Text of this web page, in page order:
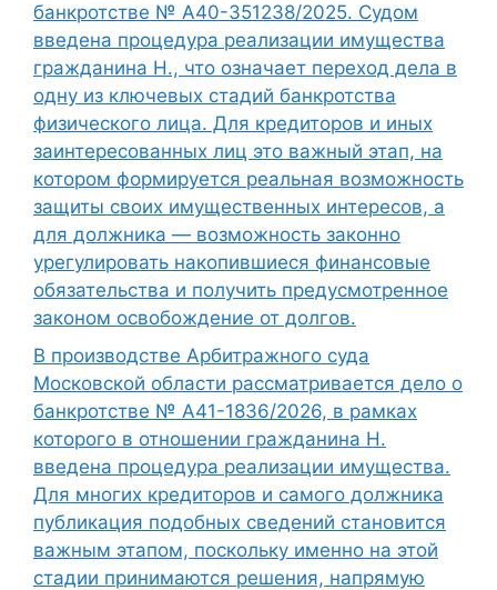
банкротстве № А40-351238/2025. Судом
введена процедура реализации имущества
гражданина Н., что означает переход дела в
одну из ключевых стадий банкротства
физического лица. Для кредиторов и иных
заинтересованных лиц это важный этап, на
котором формируется реальная возможность
защиты своих имущественных интересов, а
для должника — возможность законно
урегулировать накопившиеся финансовые
обязательства и получить предусмотренное
законом освобождение от долгов.
В производстве Арбитражного суда
Московской области рассматривается дело о
банкротстве № А41-1836/2026, в рамках
которого в отношении гражданина Н.
введена процедура реализации имущества.
Для многих кредиторов и самого должника
публикация подобных сведений становится
важным этапом, поскольку именно на этой
стадии принимаются решения, напрямую